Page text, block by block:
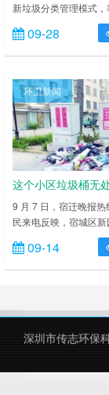
新垃圾分类管理模式
户最为密集的八二五
行“垃圾分类，上门收集
对 600 多户商家“撤桶
造宜居城区，助力仙
城市。 “垃圾桶撤掉了
扔？”对于实行的“撤桶
民产生好奇。据仙游
所主任黄伟建介绍，
09-28
环卫新闻
这个小区垃圾桶无
9 月 7 日，宿迁晚报
民来电反映，宿城区
期）内没有放置垃圾
放在绿化带上，行车
弃的垃圾，垃圾污水
向南的一段绿化带上
垃圾，因垃圾数量较
圾滑落在小区道路上
圾内渗出的污水污染
09-14
深圳市传志环保